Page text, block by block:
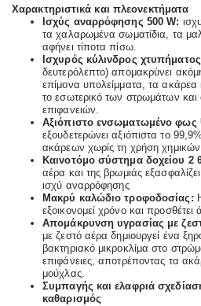
Χαρακτηριστικά και πλεονεκτήματα
Ισχύς αναρρόφησης 500 W:
τα χαλαρωμένα σωματίδια, τα
αφήνει τίποτα πίσω.
Ισχυρός κύλινδρος χτυπήματος
δευτερόλεπτο) απομακρύνει
επίμονα υπολείμματα, τα ακάρεα
το εσωτερικό των στρωμάτων
επιφανειών.
Αξιόπιστο ενσωματωμένο φως
εξουδετερώνει αξιόπιστα το
ακάρεων χωρίς τη χρήση
Καινοτόμο σύστημα δοχείου 2
αέρα και της βρωμιάς
ισχύ αναρρόφησης
Μακρύ καλώδιο τροφοδοσίας:
εξοικονομεί χρόνο και προσθέτει
Απομάκρυνση υγρασίας με
με ζεστό αέρα δημιουργεί ένα
βακτηριακό μικροκλίμα στο
επιφάνειες, αποτρέποντας τα
μούχλας.
Συμπαγής και ελαφριά
καθαρισμός